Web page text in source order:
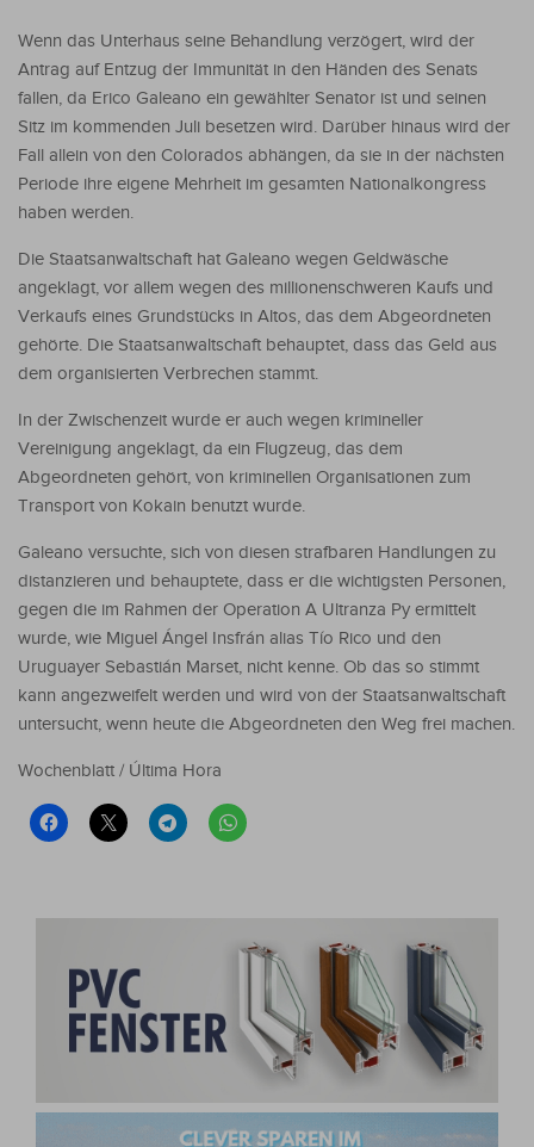
Wenn das Unterhaus seine Behandlung verzögert, wird der
Antrag auf Entzug der Immunität in den Händen des Senats
fallen, da Erico Galeano ein gewählter Senator ist und seinen
Sitz im kommenden Juli besetzen wird. Darüber hinaus wird der
Fall allein von den Colorados abhängen, da sie in der nächsten
Periode ihre eigene Mehrheit im gesamten Nationalkongress
haben werden.
Die Staatsanwaltschaft hat Galeano wegen Geldwäsche
angeklagt, vor allem wegen des millionenschweren Kaufs und
Verkaufs eines Grundstücks in Altos, das dem Abgeordneten
gehörte. Die Staatsanwaltschaft behauptet, dass das Geld aus
dem organisierten Verbrechen stammt.
In der Zwischenzeit wurde er auch wegen krimineller
Vereinigung angeklagt, da ein Flugzeug, das dem
Abgeordneten gehört, von kriminellen Organisationen zum
Transport von Kokain benutzt wurde.
Galeano versuchte, sich von diesen strafbaren Handlungen zu
distanzieren und behauptete, dass er die wichtigsten Personen,
gegen die im Rahmen der Operation A Ultranza Py ermittelt
wurde, wie Miguel Ángel Insfrán alias Tío Rico und den
Uruguayer Sebastián Marset, nicht kenne. Ob das so stimmt
kann angezweifelt werden und wird von der Staatsanwaltschaft
untersucht, wenn heute die Abgeordneten den Weg frei machen.
Wochenblatt / Última Hora